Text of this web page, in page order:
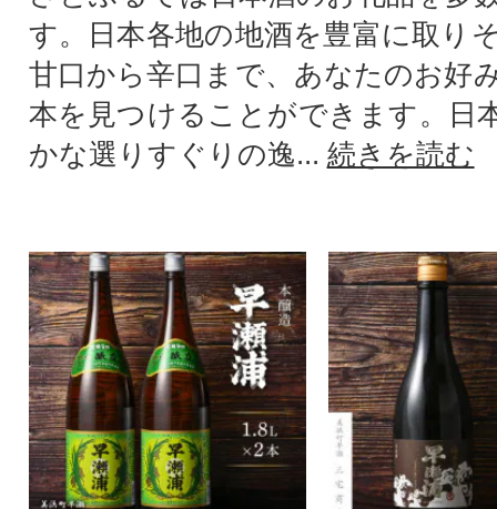
す。日本各地の地酒を豊富に取り
甘口から辛口まで、あなたのお好
本を見つけることができます。日
かな選りすぐりの逸... 続きを読む